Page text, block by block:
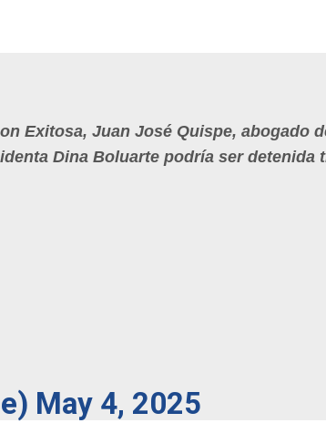
Exitosa, Juan José Quispe, abogado
Dina Boluarte podría ser detenida
May 4, 2025